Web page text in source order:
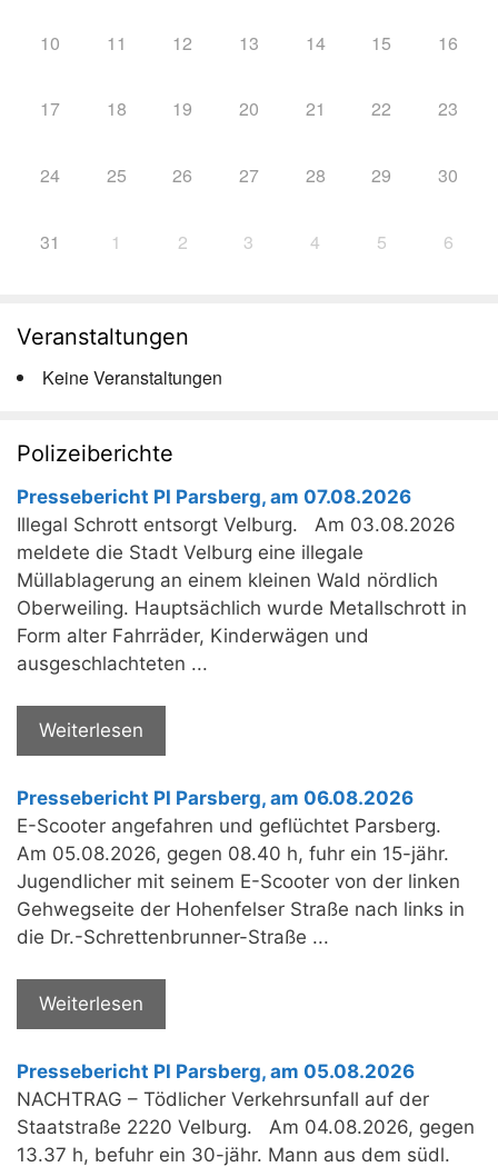
10 11 12 13 14 15 16
17 18 19 20 21 22 23
24 25 26 27 28 29 30
31 1 2 3 4 5 6
Veranstaltungen
Keine Veranstaltungen
Polizeiberichte
Pressebericht PI Parsberg, am 07.08.2026
Illegal Schrott entsorgt Velburg. Am 03.08.2026
meldete die Stadt Velburg eine illegale
Müllablagerung an einem kleinen Wald nördlich
Oberweiling. Hauptsächlich wurde Metallschrott in
Form alter Fahrräder, Kinderwägen und
ausgeschlachteten ...
Weiterlesen
Pressebericht PI Parsberg, am 06.08.2026
E-Scooter angefahren und geflüchtet Parsberg.
Am 05.08.2026, gegen 08.40 h, fuhr ein 15-jähr.
Jugendlicher mit seinem E-Scooter von der linken
Gehwegseite der Hohenfelser Straße nach links in
die Dr.-Schrettenbrunner-Straße ...
Weiterlesen
Pressebericht PI Parsberg, am 05.08.2026
NACHTRAG – Tödlicher Verkehrsunfall auf der
Staatstraße 2220 Velburg. Am 04.08.2026, gegen
13.37 h, befuhr ein 30-jähr. Mann aus dem südl.